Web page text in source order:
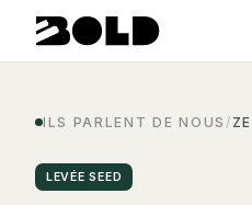
ILS PARLENT DE NOUS /
LEVÉE SEED